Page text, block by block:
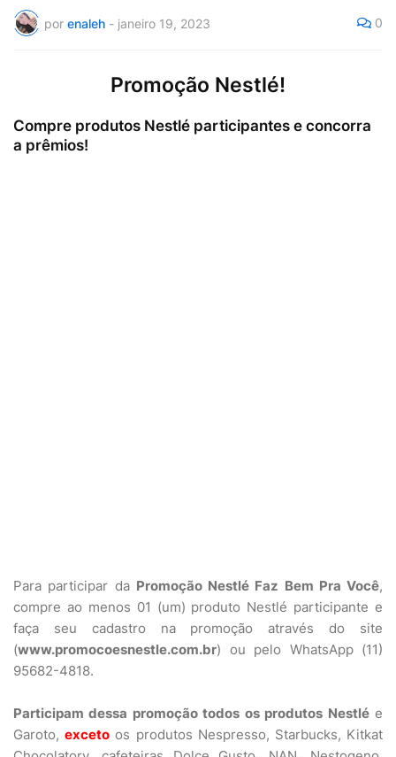
por enaleh - janeiro 19, 2023 0
Promoção Nestlé!
Compre produtos Nestlé participantes e concorra
a prêmios!
Para participar da Promoção Nestlé Faz Bem Pra Você,
compre ao menos 01 (um) produto Nestlé participante e
faça seu cadastro na promoção através do site
(www.promocoesnestle.com.br) ou pelo WhatsApp (11)
95682-4818.
Participam dessa promoção todos os produtos Nestlée
Garoto,exceto os produtos Nespresso, Starbucks, Kitkat